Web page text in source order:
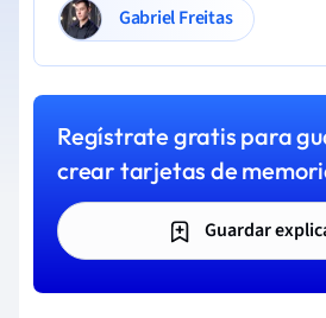
Gabriel Freitas
Regístrate gratis para
crear tarjetas de
Guardar